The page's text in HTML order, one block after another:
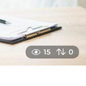
15 0